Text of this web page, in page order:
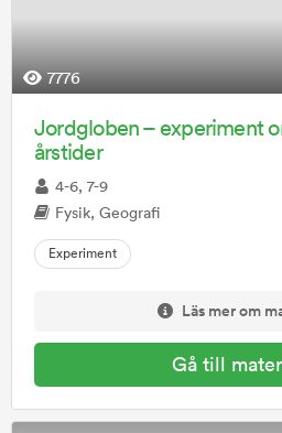
7776
Jordgloben – experiment
årstider
4-6, 7-9
Fysik, Geografi
Experiment
Läs mer om
Gå till